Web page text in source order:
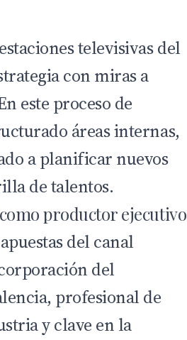
televisivas del
con miras a
este proceso de
áreas internas,
a planificar nuevos
de talentos.
productor ejecutivo
del canal
del
profesional de
y clave en la